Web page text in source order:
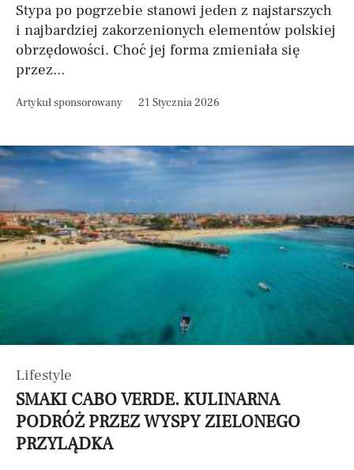
Stypa po pogrzebie stanowi jeden z najstarszych
i najbardziej zakorzenionych elementów polskiej
obrzędowości. Choć jej forma zmieniała się
przez...
Artykuł sponsorowany 21 Stycznia 2026
Lifestyle
SMAKI CABO VERDE. KULINARNA
PODRÓŻ PRZEZ WYSPY ZIELONEGO
PRZYLĄDKA